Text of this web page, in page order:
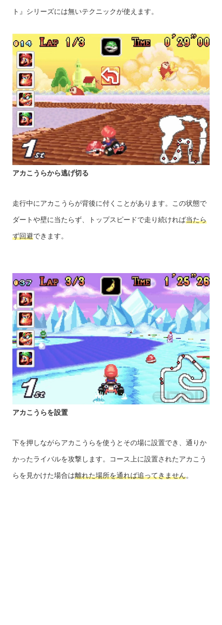
ト』シリーズには無いテクニックが使えます。
アカこうらから逃げ切る
走行中にアカこうらが背後に付くことがあります。この状態で
ダートや壁に当たらず、トップスピードで走り続ければ当たら
ず回避できます。
アカこうらを設置
下を押しながらアカこうらを使うとその場に設置でき、通りか
かったライバルを攻撃します。コース上に設置されたアカこう
らを見かけた場合は離れた場所を通れば追ってきません。